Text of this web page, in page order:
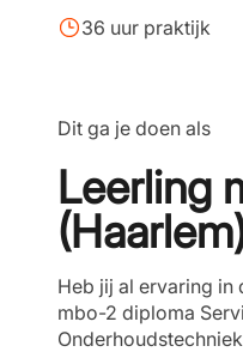
36 uur praktijk
Dit ga je doen als
Leerling
Heb jij al ervaring in
mbo-2 diploma